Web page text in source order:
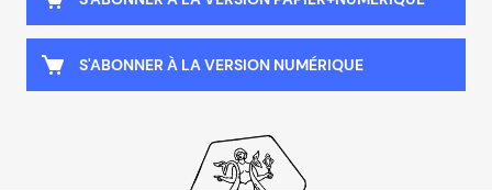
S'ABONNER À LA VERSION NUMÉRIQUE